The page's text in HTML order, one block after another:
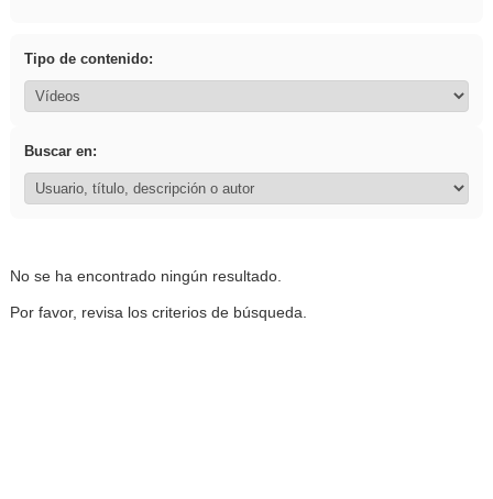
Tipo de contenido:
Buscar en:
No se ha encontrado ningún resultado.
Por favor, revisa los criterios de búsqueda.